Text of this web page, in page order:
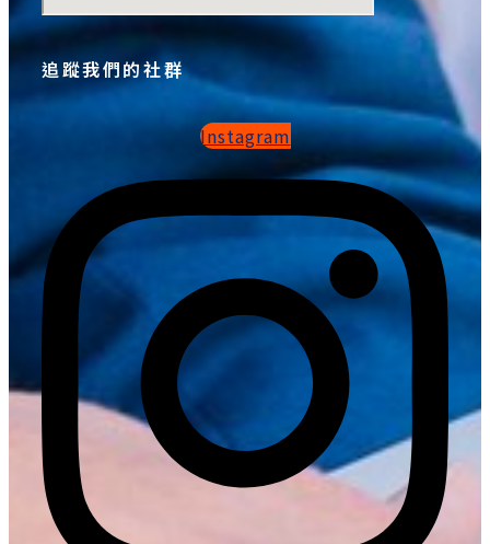
追蹤我們的社群
Instagram